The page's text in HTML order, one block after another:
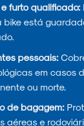
e furto qualificado:
bike está
pessoais:
em casos
ou morte.
de bagagem:
aéreas e